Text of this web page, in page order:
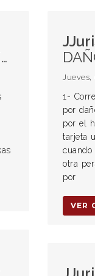
DAÑOS Y
1-
por
por el
tarjeta
otra
por
VER